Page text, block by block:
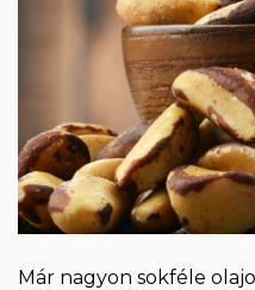
Már nagyon sokféle